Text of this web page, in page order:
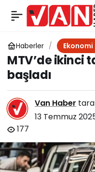
Haberler Ekonomi
MTV’de ikinci
başladı
Van Haber
13 Temmuz
177
Motorine zam
bekleniyor